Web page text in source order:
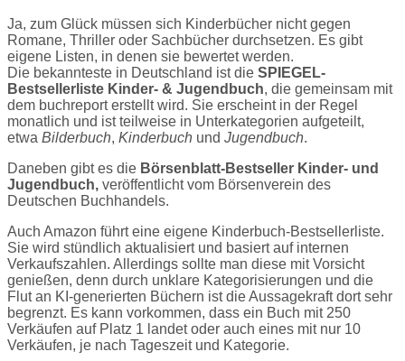
Ja, zum Glück müssen sich Kinderbücher nicht gegen
Romane, Thriller oder Sachbücher durchsetzen. Es gibt
eigene Listen, in denen sie bewertet werden.
Die bekannteste in Deutschland ist die SPIEGEL-
Bestsellerliste Kinder- & Jugendbuch, die gemeinsam mit
dem buchreport erstellt wird. Sie erscheint in der Regel
monatlich und ist teilweise in Unterkategorien aufgeteilt,
etwa Bilderbuch, Kinderbuch und Jugendbuch.
Daneben gibt es die Börsenblatt-Bestseller Kinder- und
Jugendbuch, veröffentlicht vom Börsenverein des
Deutschen Buchhandels.
Auch Amazon führt eine eigene Kinderbuch-Bestsellerliste.
Sie wird stündlich aktualisiert und basiert auf internen
Verkaufszahlen. Allerdings sollte man diese mit Vorsicht
genießen, denn durch unklare Kategorisierungen und die
Flut an KI-generierten Büchern ist die Aussagekraft dort sehr
begrenzt. Es kann vorkommen, dass ein Buch mit 250
Verkäufen auf Platz 1 landet oder auch eines mit nur 10
Verkäufen, je nach Tageszeit und Kategorie.